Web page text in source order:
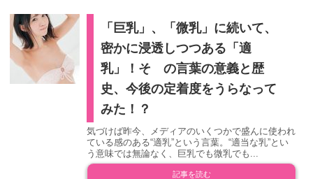
「巨乳」、「微乳」に続いて、
密かに浸透しつつある「適
乳」！そ の言葉の意義と歴
史、今後の定着度をうらなって
みた！？
気づけば昨今、メディアのいくつかで盛んに使われ
ている感のある“適乳”という言葉。“適当な乳”とい
う意味では無論なく、巨乳でも微乳でも...
記事を読む